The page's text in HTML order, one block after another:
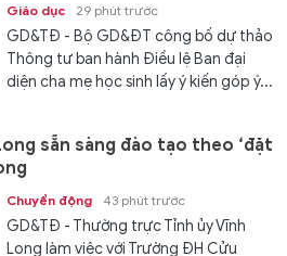
Giáo dục 29 phút trước
GD&TĐ - Bộ GD&ĐT công bố dự thảo
Thông tư ban hành Điều lệ Ban đại
diện cha mẹ học sinh lấy ý kiến góp ý...
sẵn sàng đào tạo theo ‘đặt
Chuyển động 43 phút trước
GD&TĐ - Thường trực Tỉnh ủy Vĩnh
Long làm việc với Trường ĐH Cửu